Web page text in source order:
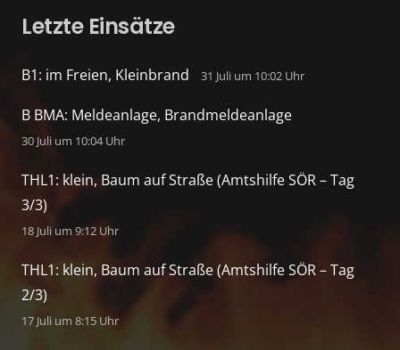
Letzte Einsätze
B1: im Freien, Kleinbrand 31 Juli um 10:02 Uhr
B BMA: Meldeanlage, Brandmeldeanlage
30 Juli um 10:04 Uhr
THL1: klein, Baum auf Straße (Amtshilfe SÖR – Tag
3/3)
18 Juli um 9:12 Uhr
THL1: klein, Baum auf Straße (Amtshilfe SÖR – Tag
2/3)
17 Juli um 8:15 Uhr